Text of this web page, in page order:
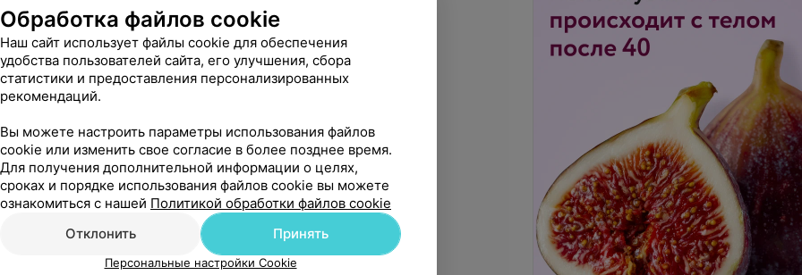
Обработка файлов cookie
Наш сайт использует файлы cookie для обеспечения
удобства пользователей сайта, его улучшения, сбора
статистики и предоставления персонализированных
рекомендаций.
Вы можете настроить параметры использования файлов
cookie или изменить свое согласие в более позднее время.
Для получения дополнительной информации о целях,
сроках и порядке использования файлов cookie вы можете
ознакомиться с нашей Политикой обработки файлов cookie
Отклонить
Принять
Персональные настройки Cookie